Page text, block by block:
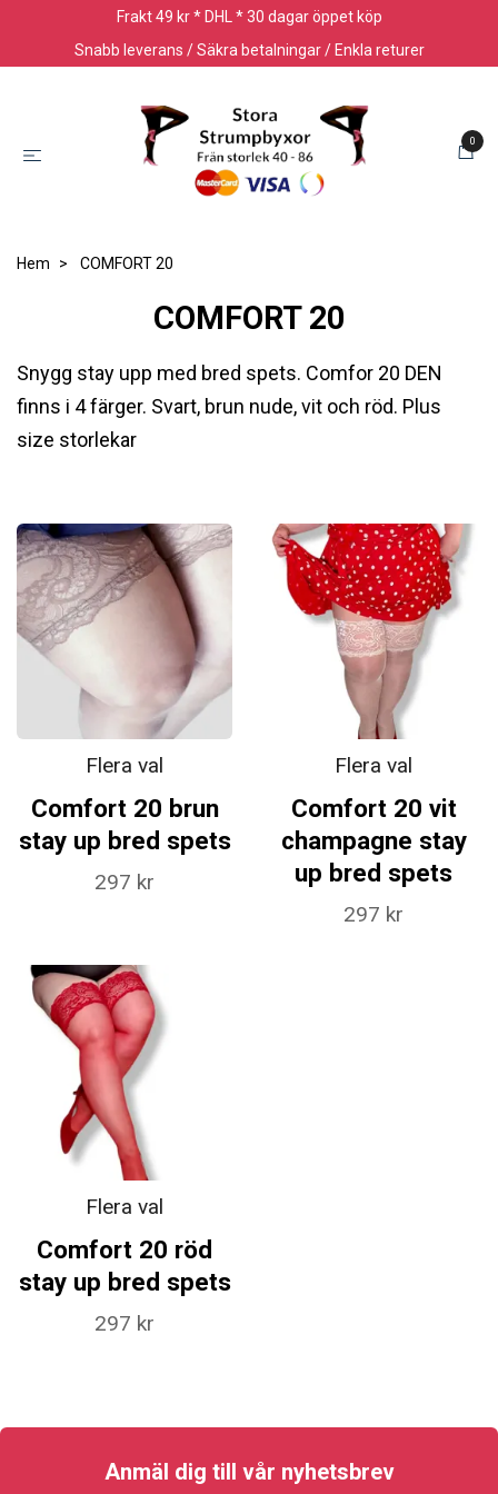
Frakt 49 kr * DHL * 30 dagar öppet köp
Snabb leverans / Säkra betalningar / Enkla returer
0
Hem COMFORT 20
COMFORT 20
Snygg stay upp med bred spets. Comfor 20 DEN
finns i 4 färger. Svart, brun nude, vit och röd. Plus
size storlekar
Flera val
Comfort 20 brun
stay up bred spets
297 kr
Flera val
Comfort 20 vit
champagne stay
up bred spets
297 kr
Flera val
Comfort 20 röd
stay up bred spets
297 kr
Anmäl dig till vår nyhetsbrev